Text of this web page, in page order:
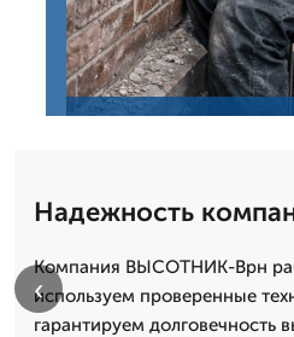
Надежность
Компания ВЫСОТНИК-Врн
используем проверенные
гарантируем долговечность
‹